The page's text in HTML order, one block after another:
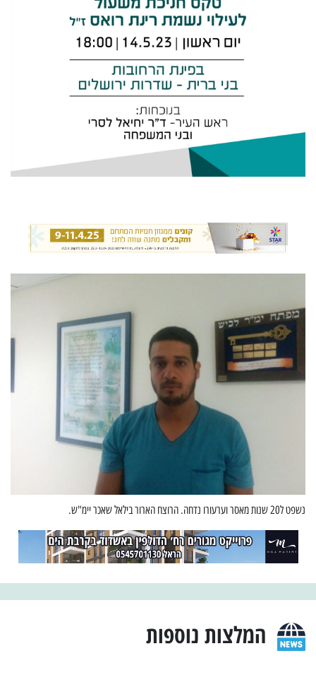
נשפט ל20 שנות מאסר וערעורו נדחה. הרוצח הארור בילאל שאכר יימ"ש.
המלצות נוספות